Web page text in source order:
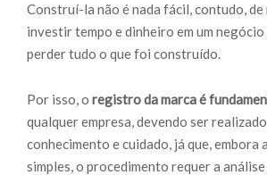
Construí-la não é nada fácil, contudo, de
investir tempo e dinheiro em um
perder tudo o que foi construído.
Por isso, o registro da marca é
qualquer empresa, devendo ser
conhecimento e cuidado, já que, embora
simples, o procedimento requer a